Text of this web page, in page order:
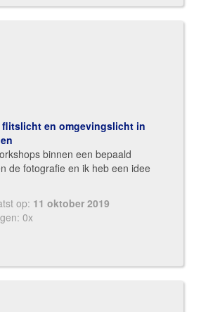
flitslicht en omgevingslicht in
binnen een bepaald
de fotografie en ik heb een idee
op: 11 oktober 2019
0x